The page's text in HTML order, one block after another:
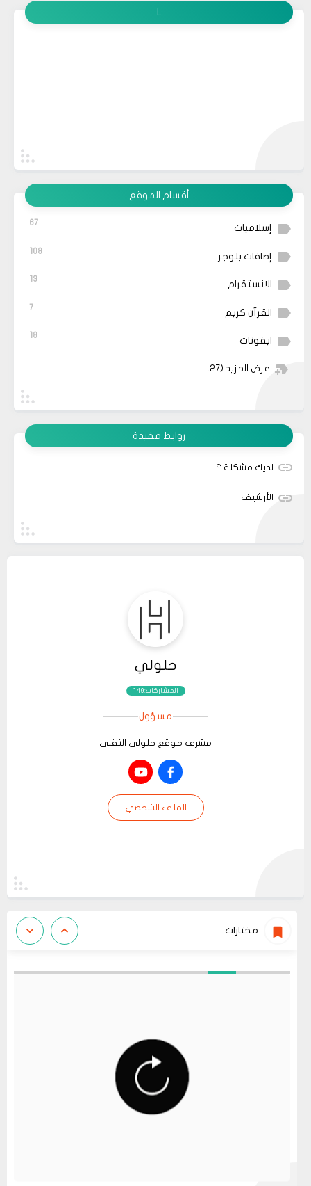
L
أقسام الموقع
إسلاميات 67
إضافات بلوجر 108
الانستقرام 13
القرآن كريم 7
ايقونات 18
عرض المزيد (27)
روابط مفيدة
لديك مشكلة ؟
الأرشيف
حلولي
المشاركات:149
مسؤول
مشرف موقع حلولي التقني
الملف الشخصي
مختارات